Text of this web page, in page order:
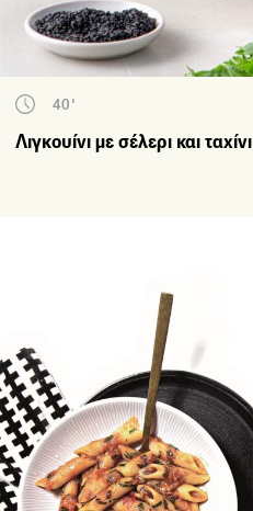
40'
Λιγκουίνι με σέλερι και ταχίνι